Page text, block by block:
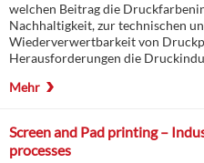
welchen Beitrag die
Nachhaltigkeit, zur technischen
Wiederverwertbarkeit von
Herausforderungen die
Mehr
Screen and Pad printing –
processes